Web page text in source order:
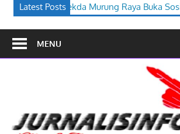
Latest Posts
Buka Sosialisasi Perbup PJPK 2026–2030
MENU